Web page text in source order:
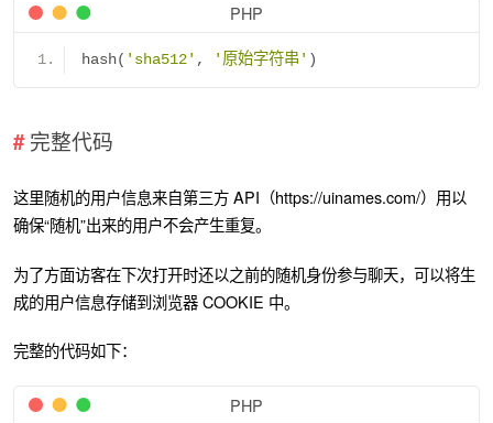
PHP
hash( 'sha512' , '原始字符串' )
完整代码
这里随机的用户信息来自第三方 API（https://uinames.com/）用以
确保“随机”出来的用户不会产生重复。
为了方面访客在下次打开时还以之前的随机身份参与聊天，可以将生
成的用户信息存储到浏览器 COOKIE 中。
完整的代码如下：
PHP